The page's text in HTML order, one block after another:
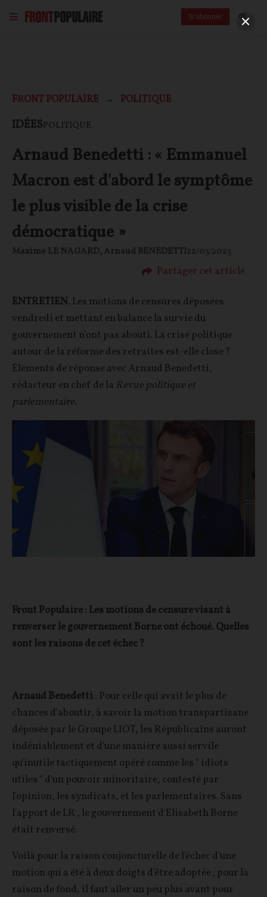
S'abonner
FRONT POPULAIRE POLITIQUE
IDÉESPOLITIQUE
Arnaud Benedetti : « Emmanuel
Macron est d'abord le symptôme
le plus visible de la crise
démocratique »
Maxime LE NAGARD,Arnaud BENEDETTI22/03/2023
Partager cet article
ENTRETIEN. Les motions de censures déposées
vendredi et mettant en balance la survie du
gouvernement n’ont pas abouti. La crise politique
autour de la réforme des retraites est-elle close ?
Éléments de réponse avec Arnaud Benedetti,
rédacteur en chef de la Revue politique et
parlementaire.
Front Populaire: Les motions de censure visant à
renverser le gouvernement Borne ont échoué. Quelles
sont les raisons de cet échec ?
Arnaud Benedetti: Pour celle qui avait le plus de
chances d'aboutir, à savoir la motion transpartisane
déposée par le Groupe LIOT, les Républicains auront
indéniablement et d'une manière aussi servile
qu'inutile tactiquement opéré comme les " idiots
utiles " d'un pouvoir minoritaire, contesté par
l'opinion, les syndicats, et les parlementaires. Sans
l'apport de LR , le gouvernement d'Elisabeth Borne
était renversé.
Voilà pour la raison conjoncturelle de l'échec d'une
motion qui a été à deux doigts d'être adoptée ; pour la
raison de fond, il faut aller un peu plus avant pour